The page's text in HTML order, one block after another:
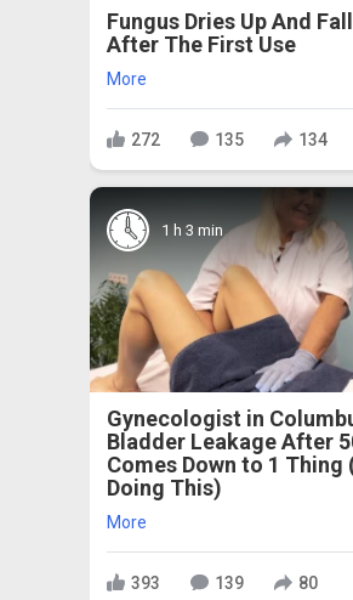
Fungus Dries Up And
After The First Use
More
272 135 134
1 h 3 min
Gynecologist in
Bladder Leakage After
Comes Down to 1 Thing
Doing This)
More
393 139 80